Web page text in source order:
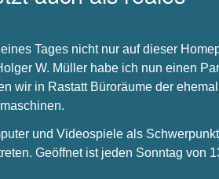
Tages nicht nur auf dieser
W. Müller habe ich nun einen
wir in Rastatt Büroräume der
und Videospiele als
Geöffnet ist jeden Sonntag von